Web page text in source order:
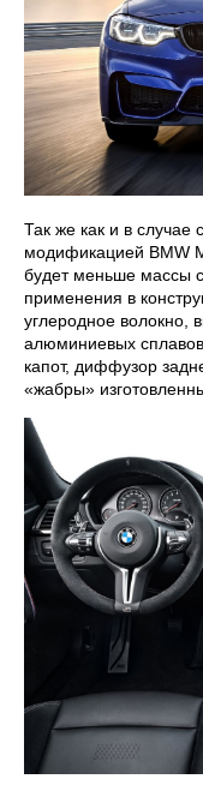
Так же как и в случае
модификацией BMW
будет меньше массы
применения в
углеродное волокно,
алюминиевых
капот, диффузор
«жабры»